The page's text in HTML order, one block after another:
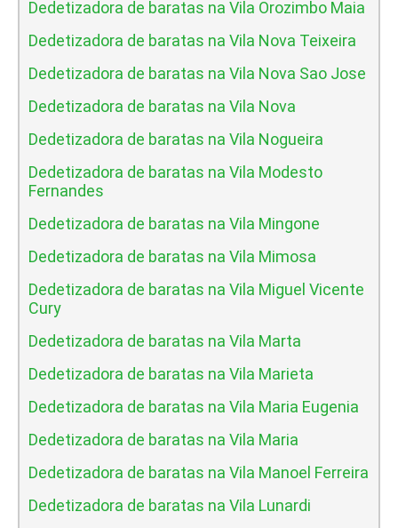
Dedetizadora de baratas na Vila Orozimbo Maia
Dedetizadora de baratas na Vila Nova Teixeira
Dedetizadora de baratas na Vila Nova Sao Jose
Dedetizadora de baratas na Vila Nova
Dedetizadora de baratas na Vila Nogueira
Dedetizadora de baratas na Vila Modesto
Fernandes
Dedetizadora de baratas na Vila Mingone
Dedetizadora de baratas na Vila Mimosa
Dedetizadora de baratas na Vila Miguel Vicente
Cury
Dedetizadora de baratas na Vila Marta
Dedetizadora de baratas na Vila Marieta
Dedetizadora de baratas na Vila Maria Eugenia
Dedetizadora de baratas na Vila Maria
Dedetizadora de baratas na Vila Manoel Ferreira
Dedetizadora de baratas na Vila Lunardi